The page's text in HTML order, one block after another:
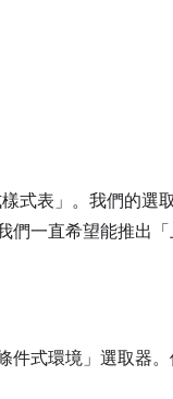
式表」。我們的選
們一直希望能推出
件式環境」選取器